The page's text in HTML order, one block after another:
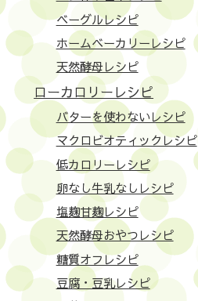
ベーグルレシピ
ホームベーカリーレシピ
天然酵母レシピ
ローカロリーレシピ
バターを使わないレシピ
マクロビオティックレシピ
低カロリーレシピ
卵なし牛乳なしレシピ
塩麹甘麹レシピ
天然酵母おやつレシピ
糖質オフレシピ
豆腐・豆乳レシピ